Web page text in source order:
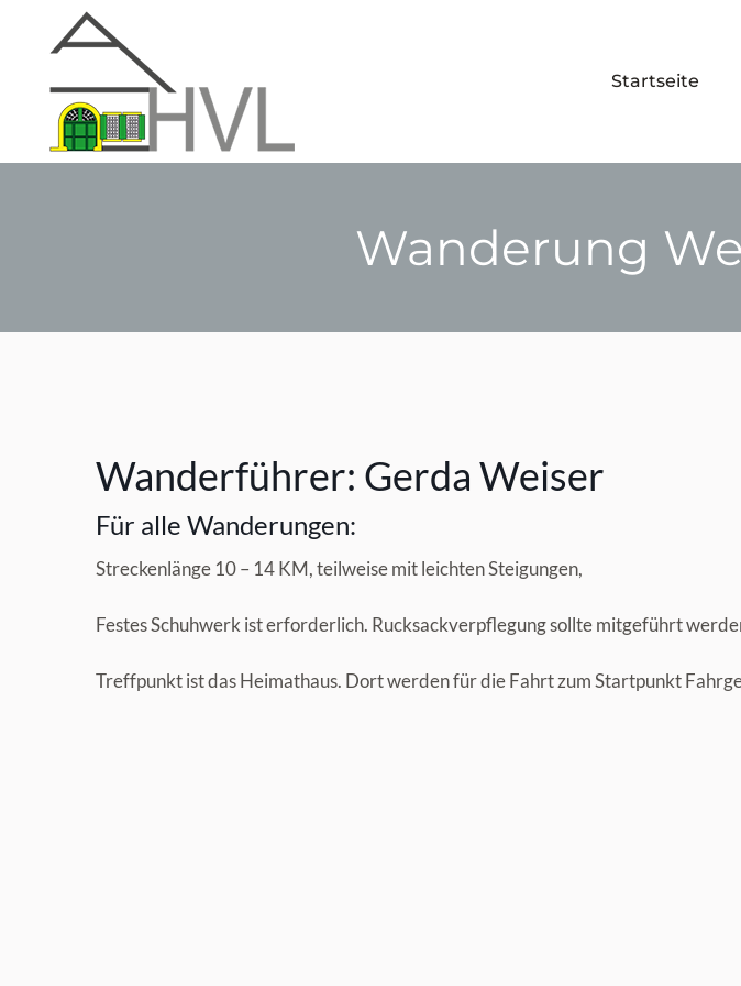
Startseite
Wanderung
Wanderführer: Gerda Weiser
Für alle Wanderungen:
Streckenlänge 10 – 14 KM, teilweise mit leichten Steigungen,
Festes Schuhwerk ist erforderlich. Rucksackverpflegung sollte mitgeführt
Treffpunkt ist das Heimathaus. Dort werden für die Fahrt zum Startpunkt